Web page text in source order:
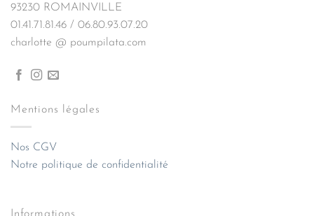
93230 ROMAINVILLE
01.41.71.81.46 / 06.80.93.07.20
charlotte @ poumpilata.com
Mentions légales
Nos CGV
Notre politique de confidentialité